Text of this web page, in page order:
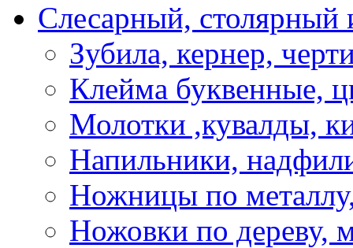
Слесарный, столярный
Зубила, кернер,
Клейма буквенные,
Молотки ,кувалды,
Напильники,
Ножницы по
Ножовки по дереву,